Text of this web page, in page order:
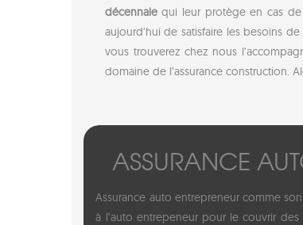
décennalequi leur protège en cas de
aujourd’hui de satisfaire les besoins
vous trouverez chez nous
domaine de l’assurance construction.
ASSURANCE
Assurance auto entrepreneur comme
à l’auto entrepeneur pour le couvrir